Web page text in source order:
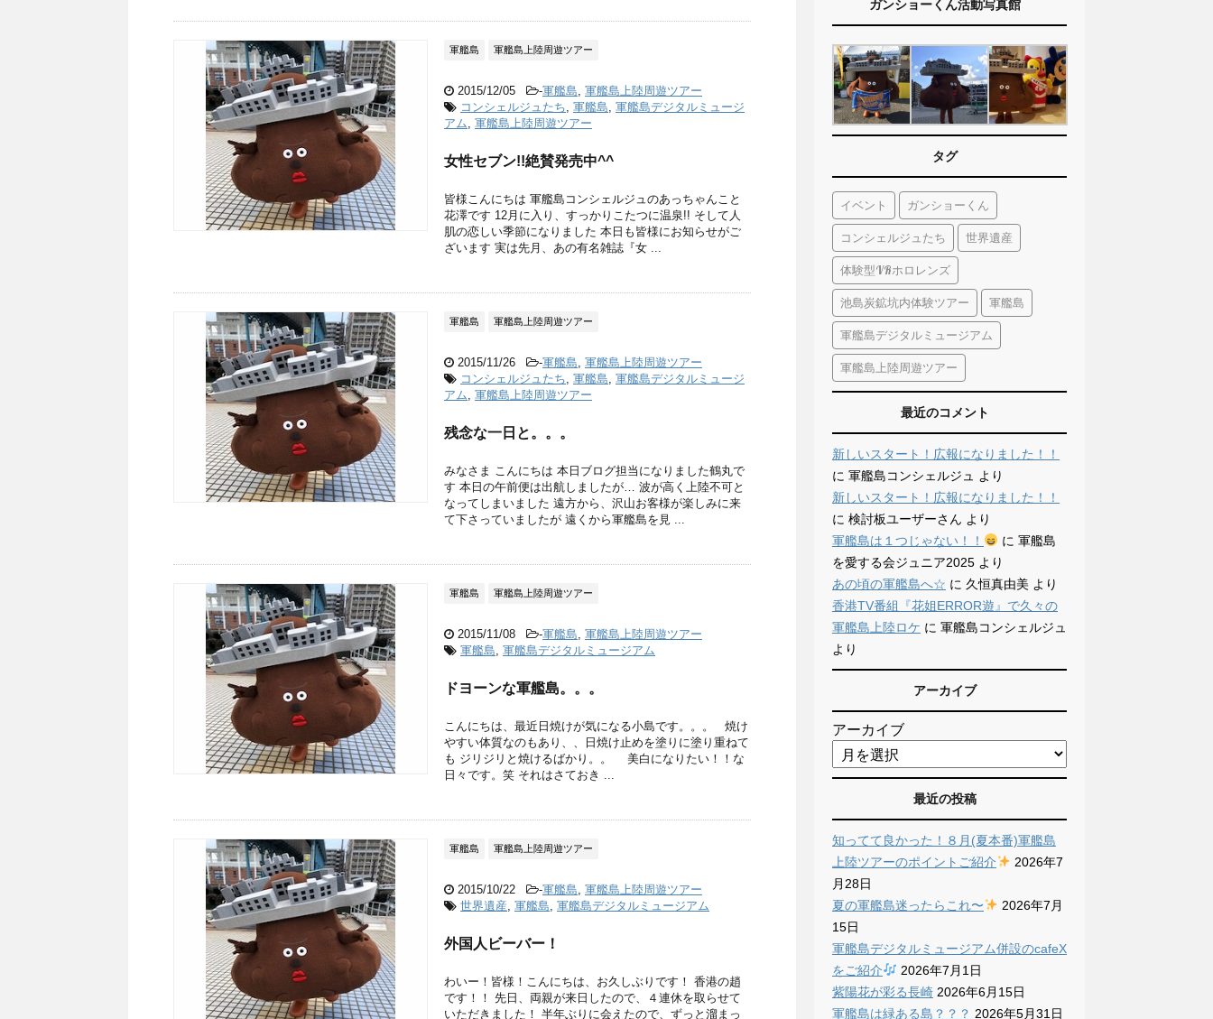
軍艦島 軍艦島上陸周遊ツアー
2015/12/05 -軍艦島, 軍艦島上陸周遊ツアー
コンシェルジュたち, 軍艦島, 軍艦島デジタルミュージ
アム, 軍艦島上陸周遊ツアー
女性セブン!!絶賛発売中^^
皆様こんにちは 軍艦島コンシェルジュのあっちゃんこと
花澤です 12月に入り、すっかりこたつに温泉!! そして人
肌の恋しい季節になりました 本日も皆様にお知らせがご
ざいます 実は先月、あの有名雑誌『女 ...
軍艦島 軍艦島上陸周遊ツアー
2015/11/26 -軍艦島, 軍艦島上陸周遊ツアー
コンシェルジュたち, 軍艦島, 軍艦島デジタルミュージ
アム, 軍艦島上陸周遊ツアー
残念な一日と。。。
みなさま こんにちは 本日ブログ担当になりました鶴丸で
す 本日の午前便は出航しましたが… 波が高く上陸不可と
なってしまいました 遠方から、沢山お客様が楽しみに来
て下さっていましたが 遠くから軍艦島を見 ...
軍艦島 軍艦島上陸周遊ツアー
2015/11/08 -軍艦島, 軍艦島上陸周遊ツアー
軍艦島, 軍艦島デジタルミュージアム
ドヨーンな軍艦島。。。
こんにちは、最近日焼けが気になる小島です。。。 焼け
やすい体質なのもあり、、日焼け止めを塗りに塗り重ねて
も ジリジリと焼けるばかり。。 美白になりたい！！な
日々です。笑 それはさておき ...
軍艦島 軍艦島上陸周遊ツアー
2015/10/22 -軍艦島, 軍艦島上陸周遊ツアー
世界遺産, 軍艦島, 軍艦島デジタルミュージアム
外国人ビーバー！
わいー！皆様！こんにちは、お久しぶりです！ 香港の趙
です！！ 先日、両親が来日したので、４連休を取らせて
いただきました！ 半年ぶりに会えたので、ずっと溜まっ
ガンショーくん活動写真館
タグ
イベント ガンショーくん
コンシェルジュたち 世界遺産
体験型VRホロレンズ
池島炭鉱坑内体験ツアー 軍艦島
軍艦島デジタルミュージアム
軍艦島上陸周遊ツアー
最近のコメント
新しいスタート！広報になりました！！
に 軍艦島コンシェルジュ
より
新しいスタート！広報になりました！！
に 検討板ユーザーさん より
軍艦島は１つじゃない！！
に 軍艦島
を愛する会ジュニア2025 より
あの頃の軍艦島へ☆ に 久恒真由美 より
香港TV番組『花姐ERROR遊』で久々の
軍艦島上陸ロケ に 軍艦島コンシェルジュ
より
アーカイブ
アーカイブ
最近の投稿
知ってて良かった！８月(夏本番)軍艦島
上陸ツアーのポイントご紹介
2026年7
月28日
夏の軍艦島迷ったらこれ〜
2026年7月
15日
軍艦島デジタルミュージアム併設のcafeX
をご紹介
2026年7月1日
紫陽花が彩る長崎 2026年6月15日
軍艦島は緑ある島？？？ 2026年5月31日